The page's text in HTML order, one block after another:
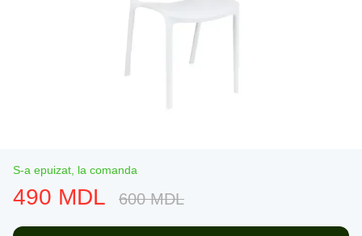
S-a epuizat, la comanda
490 MDL 600 MDL